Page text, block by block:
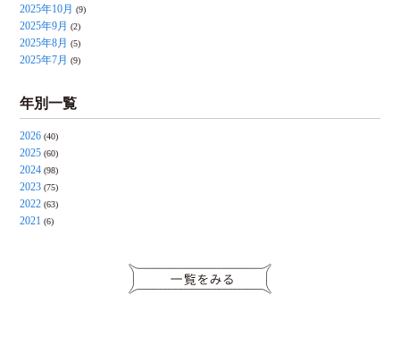
2025年10月 (9)
2025年9月 (2)
2025年8月 (5)
2025年7月 (9)
年別一覧
2026 (40)
2025 (60)
2024 (98)
2023 (75)
2022 (63)
2021 (6)